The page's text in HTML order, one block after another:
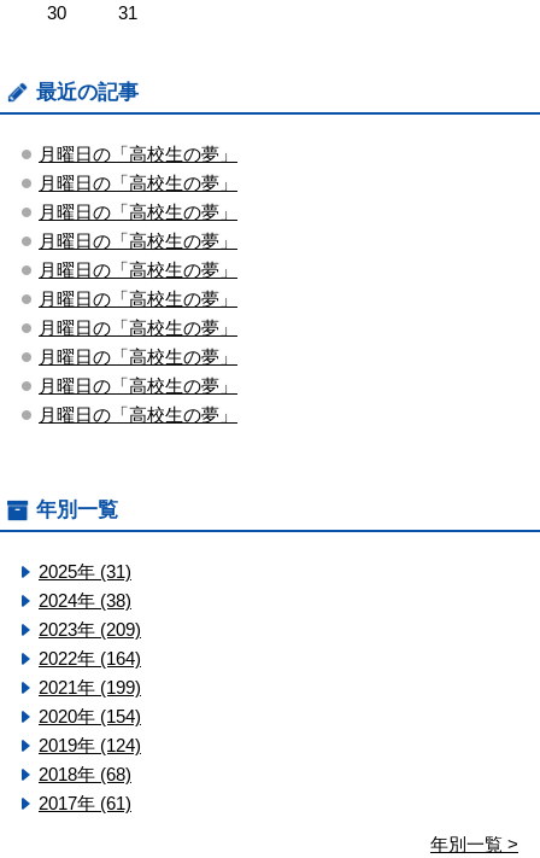
30
31
最近の記事
月曜日の「高校生の夢」
月曜日の「高校生の夢」
月曜日の「高校生の夢」
月曜日の「高校生の夢」
月曜日の「高校生の夢」
月曜日の「高校生の夢」
月曜日の「高校生の夢」
月曜日の「高校生の夢」
月曜日の「高校生の夢」
月曜日の「高校生の夢」
年別一覧
2025年 (31)
2024年 (38)
2023年 (209)
2022年 (164)
2021年 (199)
2020年 (154)
2019年 (124)
2018年 (68)
2017年 (61)
年別一覧 >